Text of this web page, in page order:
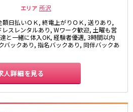
エリア 所沢
日払いＯＫ, 終電上がりＯＫ, 送りあり,
スレンタルあり, Wワーク歓迎, 土曜も営
と一緒に体入OK, 経験者優遇, 3時間以内
バックあり, 指名バックあり, 同伴バックあ
人詳細を見る
船橋
市川・浦安
松戸
津田沼
東金・茂原・長生
日暮里駅
大塚駅
巣鴨駅
新大久保駅